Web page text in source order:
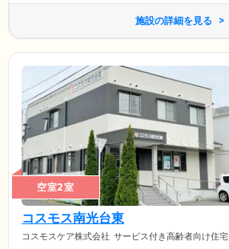
施設の詳細を見る
空室2室
コスモス南光台東
コスモスケア株式会社 サービス付き高齢者向け住宅